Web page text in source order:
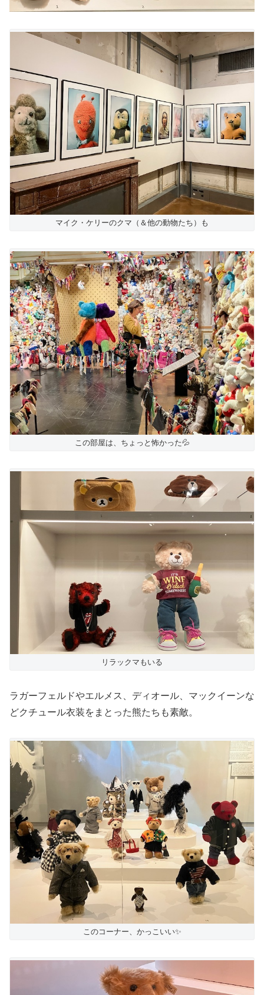
マイク・ケリーのクマ（＆他の動物たち）も
この部屋は、ちょっと怖かった💦
リラックマもいる
ラガーフェルドやエルメス、ディオール、マックイーンな
どクチュール衣装をまとった熊たちも素敵。
このコーナー、かっこいい✨